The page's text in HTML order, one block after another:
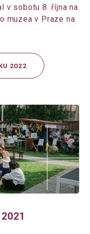
v sobotu 8. října na
muzea v Praze na
2022